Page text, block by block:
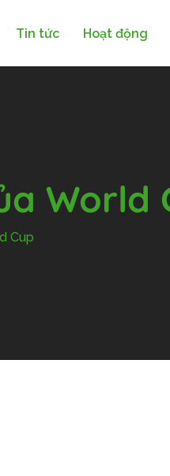
Tin tức Hoạt động
World
Cup